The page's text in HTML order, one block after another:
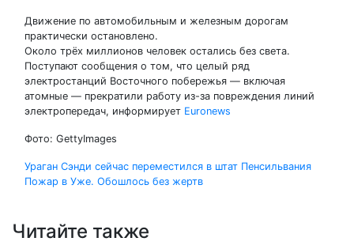
Движение по автомобильным и железным дорогам
практически остановлено.
Около трёх миллионов человек остались без света.
Поступают сообщения о том, что целый ряд
электростанций Восточного побережья — включая
атомные — прекратили работу из-за повреждения линий
электропередач, информирует Euronews
Фото: GettyImages
Навигация
записям
Ураган Сэнди сейчас переместился в штат Пенсильвания
Пожар в Уже. Обошлось без жертв
Читайте также